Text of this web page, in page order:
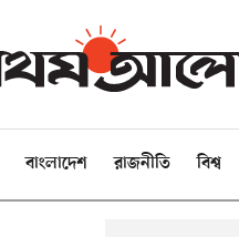
বাংলাদেশ রাজনীতি বিশ্ব